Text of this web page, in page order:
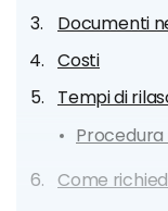
Documenti
Costi
Tempi di
Come